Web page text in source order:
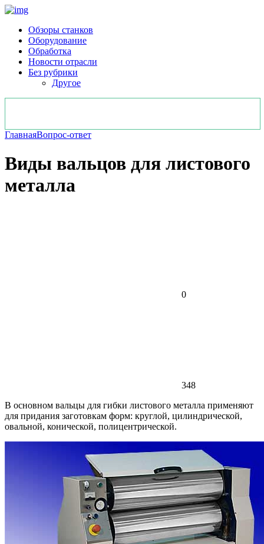
Обзоры станков
Оборудование
Обработка
Новости отрасли
Без рубрики
Другое
ГлавнаяВопрос-ответ
Виды вальцов для листового
металла
0
348
В основном вальцы для гибки листового металла применяют
для придания заготовкам форм: круглой, цилиндрической,
овальной, конической, полицентрической.